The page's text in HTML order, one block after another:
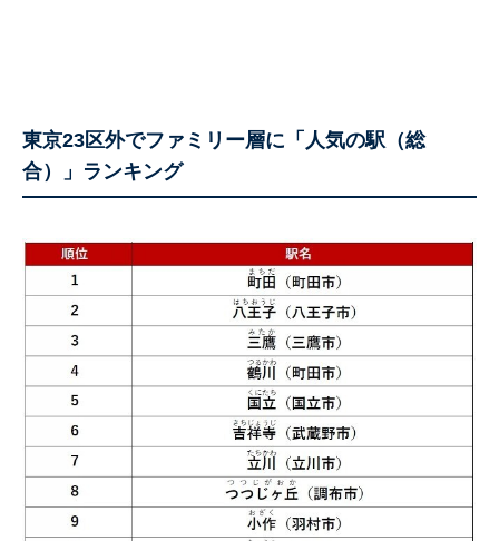
東京23区外でファミリー層に「人気の駅（総
合）」ランキング